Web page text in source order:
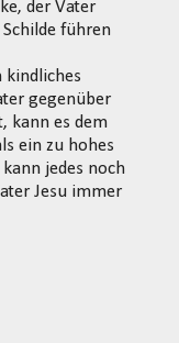
der Vater
führen
kindliches
gegenüber
kann es dem
ein zu hohes
jedes noch
Jesu immer